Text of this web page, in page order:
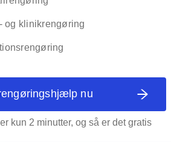
og klinikrengøring
nu
kun 2 minutter, og så er det gratis